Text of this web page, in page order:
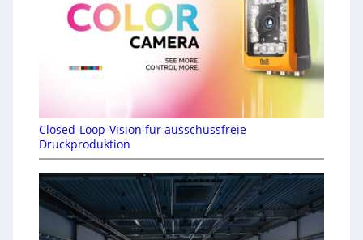
Closed-Loop-Vision für ausschussfreie
Druckproduktion